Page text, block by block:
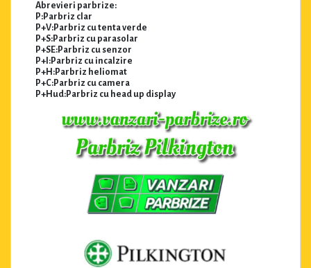
Abrevieri parbrize:
P:Parbriz clar
P+V:Parbriz cu tenta verde
P+S:Parbriz cu parasolar
P+SE:Parbriz cu senzor
P+I:Parbriz cu incalzire
P+H:Parbriz heliomat
P+C:Parbriz cu camera
P+Hud:Parbriz cu head up display